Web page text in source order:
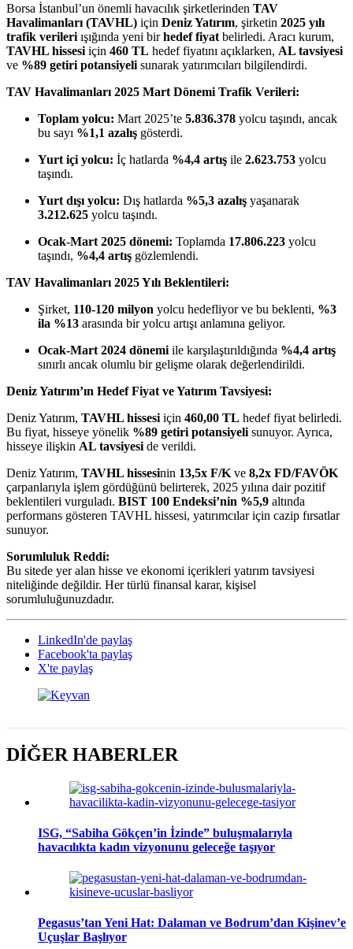
Borsa İstanbul’un önemli havacılık şirketlerinden TAV
Havalimanları (TAVHL) için Deniz Yatırım, şirketin 2025 yılı
trafik verileri ışığında yeni birhedef fiyat belirledi. Aracı kurum,
TAVHL hissesi için 460 TL hedef fiyatını açıklarken, AL tavsiyesi
ve %89 getiri potansiyeli sunarak yatırımcıları bilgilendirdi.
TAV Havalimanları 2025 Mart Dönemi Trafik Verileri:
Toplam yolcu: Mart 2025’te 5.836.378 yolcu taşındı, ancak
bu sayı %1,1 azalış gösterdi.
Yurt içi yolcu: İç hatlarda %4,4 artış ile 2.623.753 yolcu
taşındı.
Yurt dışı yolcu: Dış hatlarda %5,3 azalış yaşanarak
3.212.625 yolcu taşındı.
Ocak-Mart 2025 dönemi: Toplamda 17.806.223 yolcu
taşındı, %4,4 artış gözlemlendi.
TAV Havalimanları 2025 Yılı Beklentileri:
Şirket, 110-120 milyon yolcu hedefliyor ve bu beklenti, %3
ila %13 arasında bir yolcu artışı anlamına geliyor.
Ocak-Mart 2024 dönemi ile karşılaştırıldığında %4,4 artış
sınırlı ancak olumlu bir gelişme olarak değerlendirildi.
Deniz Yatırım’ın Hedef Fiyat ve Yatırım Tavsiyesi:
Deniz Yatırım, TAVHL hissesi için 460,00 TL hedef fiyat belirledi.
Bu fiyat, hisseye yönelik %89 getiri potansiyeli sunuyor. Ayrıca,
hisseye ilişkin AL tavsiyesi de verildi.
Deniz Yatırım, TAVHL hissesinin 13,5x F/K ve 8,2x FD/FAVÖK
çarpanlarıyla işlem gördüğünü belirterek, 2025 yılına dair pozitif
beklentileri vurguladı. BIST 100 Endeksi’nin %5,9 altında
performans gösteren TAVHL hissesi, yatırımcılar için cazip fırsatlar
sunuyor.
Sorumluluk Reddi:
Bu sitede yer alan hisse ve ekonomi içerikleri yatırım tavsiyesi
niteliğinde değildir. Her türlü finansal karar, kişisel
sorumluluğunuzdadır.
LinkedIn'de paylaş
Facebook'ta paylaş
X'te paylaş
DİĞER HABERLER
ISG, “Sabiha Gökçen’in İzinde” buluşmalarıyla
havacılıkta kadın vizyonunu geleceğe taşıyor
Pegasus’tan Yeni Hat: Dalaman ve Bodrum’dan Kişinev’e
Uçuşlar Başlıyor